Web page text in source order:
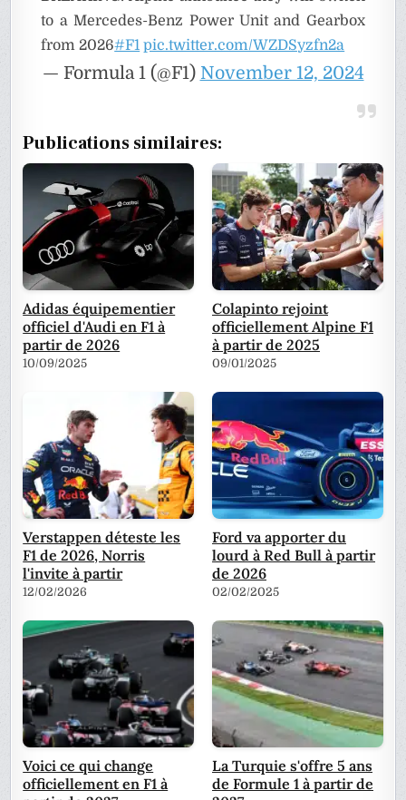
to a Mercedes-Benz Power Unit and Gearbox
from 2026#F1 pic.twitter.com/WZDSyzfn2a
— Formula 1 (@F1) November 12, 2024
Publications similaires:
Adidas équipementier
officiel d'Audi en F1 à
partir de 2026
10/09/2025
Colapinto rejoint
officiellement Alpine F1
à partir de 2025
09/01/2025
Verstappen déteste les
F1 de 2026, Norris
l'invite à partir
12/02/2026
Ford va apporter du
lourd à Red Bull à partir
de 2026
02/02/2025
Voici ce qui change
officiellement en F1 à
La Turquie s'offre 5 ans
de Formule 1 à partir de